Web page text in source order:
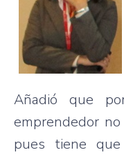
Añadió que
emprendedor
pues tiene que